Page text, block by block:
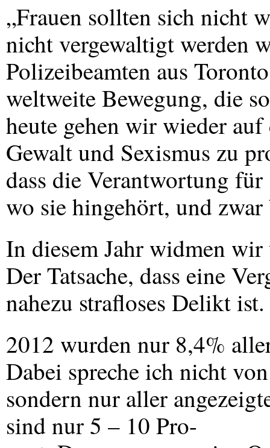
„Frauen sollten sich nicht
nicht vergewaltigt werden
Polizeibeamten aus
weltweite Bewegung, die
heute gehen wir wieder
Gewalt und Sexismus zu
dass die Verantwortung
wo sie hingehört, und
In diesem Jahr widmen wir
Der Tatsache, dass eine
nahezu strafloses Delikt ist.
2012 wurden nur 8,4%
Dabei spreche ich nicht
sondern nur aller
sind nur 5 – 10 Pro-